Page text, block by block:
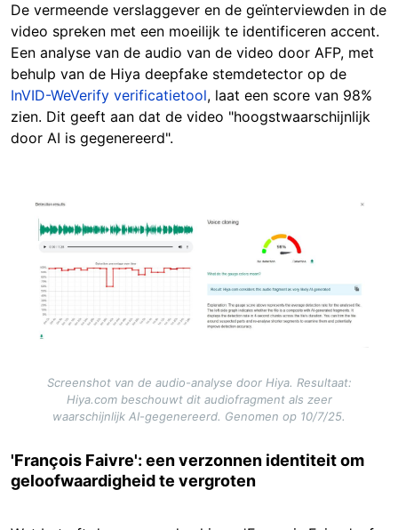
De vermeende verslaggever en de geïnterviewden in de
video spreken met een moeilijk te identificeren accent.
Een analyse van de audio van de video door AFP, met
behulp van de Hiya deepfake stemdetector op de
InVID-WeVerify verificatietool, laat een score van 98%
zien. Dit geeft aan dat de video "hoogstwaarschijnlijk
door AI is gegenereerd".
Image
Screenshot van de audio-analyse door Hiya. Resultaat:
Hiya.com beschouwt dit audiofragment als zeer
waarschijnlijk AI-gegenereerd. Genomen op 10/7/25.
'François Faivre': een verzonnen identiteit om
geloofwaardigheid te vergroten